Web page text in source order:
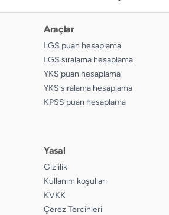
Araçlar
LGS puan hesaplama
LGS sıralama hesaplama
YKS puan hesaplama
YKS sıralama hesaplama
KPSS puan hesaplama
Yasal
Gizlilik
Kullanım koşulları
KVKK
Çerez Tercihleri